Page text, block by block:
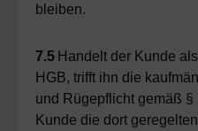
bleiben.
7.5 Handelt der Kunde
HGB, trifft ihn die
und Rügepflicht gemäß
Kunde die dort